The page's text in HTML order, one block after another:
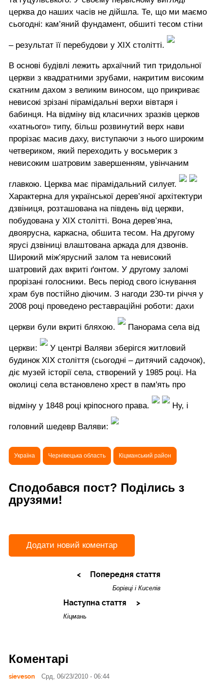
церква до наших часів не дійшла. Те, що ми маємо
сьогодні: кам’яний фундамент, обшиті тесом стіни
– результат її перебудови у ХІХ столітті.
В основі будівлі лежить архаїчний тип тридольної
церкви з квадратними зрубами, накритим високим
скатним дахом з великим виносом, що прикриває
невисокі зрізані пірамідальні верхи вівтаря і
бабинця. На відміну від класичних зразків церков
«хатнього» типу, більш розвинутий верх нави
прорізає масив даху, виступаючи з нього широким
четвериком, який переходить у восьмерик з
невисоким шатровим завершенням, увінчаним
главкою. Церква має пірамідальний силует.
Характерна для української дерев’яної архітектури
дзвіниця, розташована на південь від церкви,
побудована у ХІХ столітті. Вона дерев’яна,
двоярусна, каркасна, обшита тесом. На другому
ярусі дзвіниці влаштована аркада для дзвонів.
Широкий між’ярусний залом та невисокий
шатровий дах вкриті ґонтом. У другому заломі
прорізані голосники. Весь період свого існування
храм був постійно діючим. З нагоди 230-ти річчя у
2008 році проведено реставраційні роботи: дахи
церкви були вкриті бляхою. Панорама села від
церкви:
У центрі Валяви зберігся житловий
будинок ХІХ століття (сьогодні – дитячий садочок),
діє музей історії села, створений у 1985 році. На
околиці села встановлено хрест в пам'ять про
відміну у 1848 році кріпосного права. Ну, і
головний шедевр Валяви:
Україна Чернівецька область Кіцманський район
Сподобався пост? Поділись з
друзями!
Додати новий коментар
Попередня стаття
Борівці і Киселів
Наступна стаття
Кіцмань
Коментарі
sieveson Срд, 06/23/2010 - 06:44